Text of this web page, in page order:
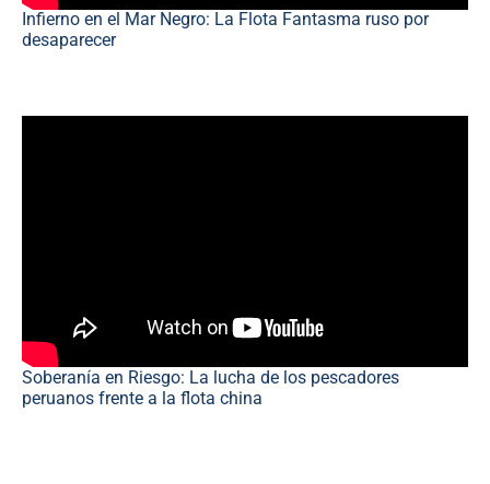
Infierno en el Mar Negro: La Flota Fantasma ruso por
desaparecer
Soberanía en Riesgo: La lucha de los pescadores
peruanos frente a la flota china